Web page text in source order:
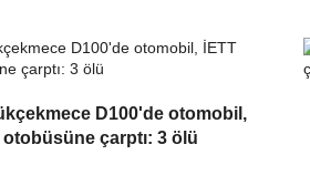
D100'de otomobil,
otobüsüne çarptı: 3 ölü